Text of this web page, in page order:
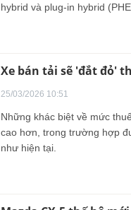
hybrid và plug-in hybrid
Xe bán tải sẽ 'đắt đỏ'
25/03/2026 10:51
Những khác biệt về mức
cao hơn, trong trường hợp
như hiện tại.